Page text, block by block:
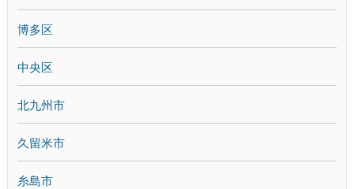
博多区
中央区
北九州市
久留米市
糸島市